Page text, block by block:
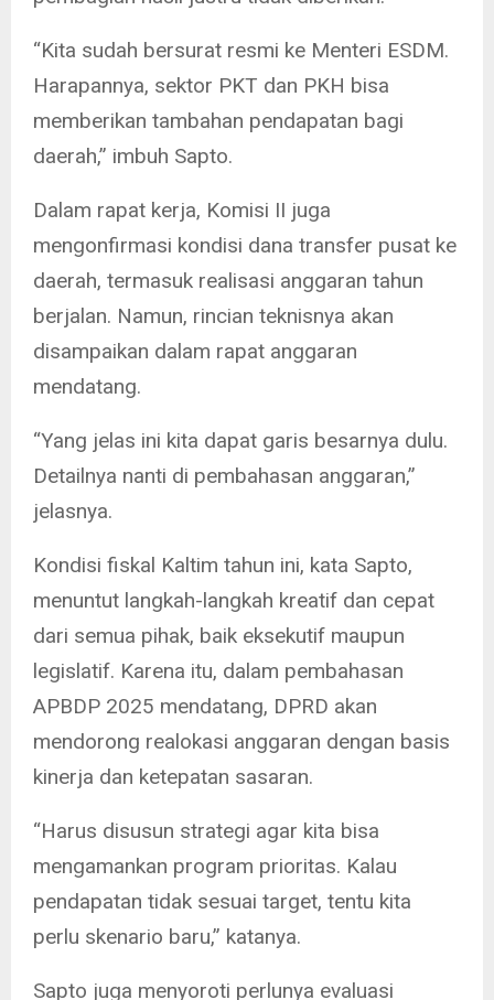
“Kita sudah bersurat resmi ke Menteri ESDM.
Harapannya, sektor PKT dan PKH bisa
memberikan tambahan pendapatan bagi
daerah,” imbuh Sapto.
Dalam rapat kerja, Komisi II juga
mengonfirmasi kondisi dana transfer pusat ke
daerah, termasuk realisasi anggaran tahun
berjalan. Namun, rincian teknisnya akan
disampaikan dalam rapat anggaran
mendatang.
“Yang jelas ini kita dapat garis besarnya dulu.
Detailnya nanti di pembahasan anggaran,”
jelasnya.
Kondisi fiskal Kaltim tahun ini, kata Sapto,
menuntut langkah-langkah kreatif dan cepat
dari semua pihak, baik eksekutif maupun
legislatif. Karena itu, dalam pembahasan
APBDP 2025 mendatang, DPRD akan
mendorong realokasi anggaran dengan basis
kinerja dan ketepatan sasaran.
“Harus disusun strategi agar kita bisa
mengamankan program prioritas. Kalau
pendapatan tidak sesuai target, tentu kita
perlu skenario baru,” katanya.
Sapto juga menyoroti perlunya evaluasi